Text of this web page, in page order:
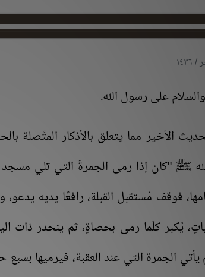
max
على رسول الله.
الأخير مما يتعلق بالأذكار المتَّصلة
ﷺ "كان إذا رمى الجمرةَ التي تلي
فوقف مُستقبل القبلة، رافعًا يديه
يُكبر كلّما رمى بحصاةٍ، ثم ينحدر ذات
يأتي الجمرة التي عند العقبة، فيرميها